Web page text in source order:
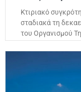
Κτιριακό
σταδιακά τη
του Οργανισμού